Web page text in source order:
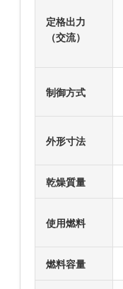
定格出力
（交流）
制御方式
外形寸法
乾燥質量
使用燃料
燃料容量